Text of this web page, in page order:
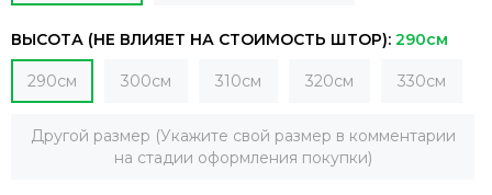
ВЫСОТА (НЕ ВЛИЯЕТ НА СТОИМОСТЬ ШТОР): 290см
290см 300см 310см 320см 330см
Другой размер (Укажите свой размер в комментарии
на стадии оформления покупки)